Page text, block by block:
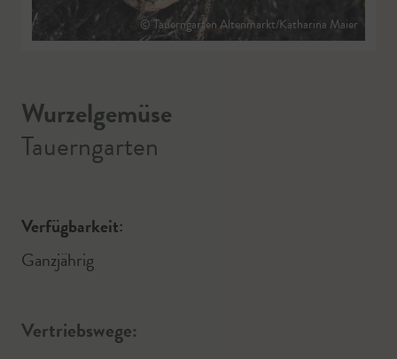
© Tauerngarten Altenmarkt/Katharina Maier
Wurzelgemüse
Tauerngarten
Verfügbarkeit:
Ganzjährig
Vertriebswege: